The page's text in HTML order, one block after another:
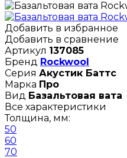
Добавить в избранное
Добавить в сравнение
Артикул 137085
Бренд Rockwool
Серия Акустик Баттс
Марка Про
Вид Базальтовая вата
Все характеристики
Толщина, мм:
50
60
70